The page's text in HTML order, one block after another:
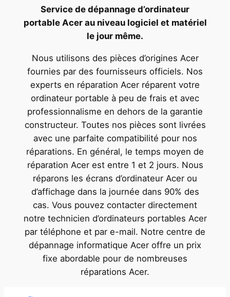
Service de dépannage d’ordinateur
portable Acer au niveau logiciel et matériel
le jour même.
Nous utilisons des pièces d’origines Acer
fournies par des fournisseurs officiels. Nos
experts en réparation Acer réparent votre
ordinateur portable à peu de frais et avec
professionnalisme en dehors de la garantie
constructeur. Toutes nos pièces sont livrées
avec une parfaite compatibilité pour nos
réparations. En général, le temps moyen de
réparation Acer est entre 1 et 2 jours. Nous
réparons les écrans d’ordinateur Acer ou
d’affichage dans la journée dans 90% des
cas. Vous pouvez contacter directement
notre technicien d’ordinateurs portables Acer
par téléphone et par e-mail. Notre centre de
dépannage informatique Acer offre un prix
fixe abordable pour de nombreuses
réparations Acer.